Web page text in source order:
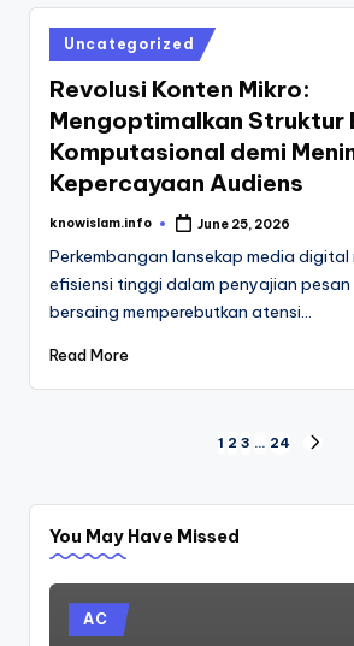
Posted
in
Uncategorized
Revolusi Konten Mikro:
Mengoptimalkan Struktur
Komputasional demi
Kepercayaan Audiens
Posted
knowislam.info June 25, 2026
Perkembangan lansekap media digital
efisiensi tinggi dalam penyajian pesan
bersaing memperebutkan atensi…
Read More
pagination
1 2 3 … 24
You May Have Missed
Posted
AC